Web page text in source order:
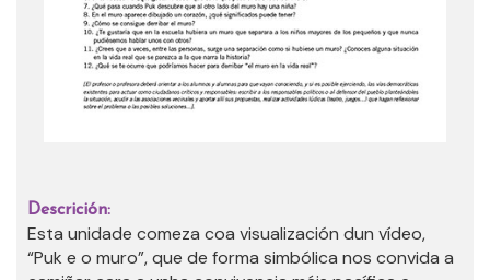
Descrición:
Esta unidade comeza coa visualización dun vídeo,
“Puk e o muro”, que de forma simbólica nos convida a